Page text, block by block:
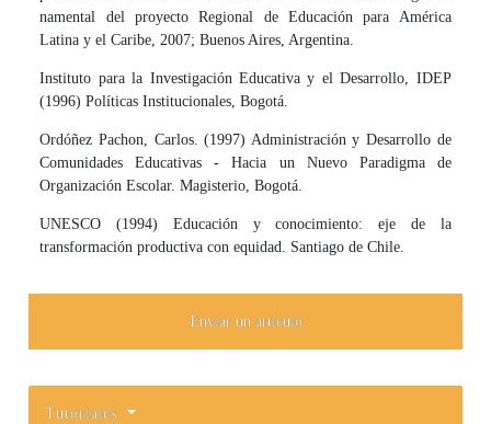
namental del proyecto Regional de Educación para América
Latina y el Caribe, 2007; Buenos Aires, Argentina.
Instituto para la Investigación Educativa y el Desarrollo, IDEP
(1996) Políticas Institu­cionales, Bogotá.
Ordóñez Pachon, Carlos. (1997) Administración y Desarrollo de
Comunidades Educati­vas - Hacia un Nuevo Paradigma de
Organización Escolar. Magisterio, Bogotá.
UNESCO (1994) Educación y conocimiento: eje de la
transformación productiva con equi­dad. Santiago de Chile.
Enviar un artículo
Tutoriales